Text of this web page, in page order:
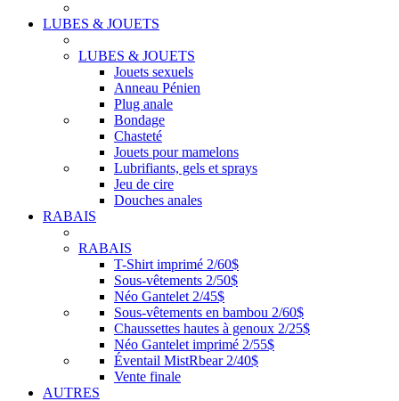
LUBES & JOUETS
LUBES & JOUETS
Jouets sexuels
Anneau Pénien
Plug anale
Bondage
Chasteté
Jouets pour mamelons
Lubrifiants, gels et sprays
Jeu de cire
Douches anales
RABAIS
RABAIS
T-Shirt imprimé 2/60$
Sous-vêtements 2/50$
Néo Gantelet 2/45$
Sous-vêtements en bambou 2/60$
Chaussettes hautes à genoux 2/25$
Néo Gantelet imprimé 2/55$
Éventail MistRbear 2/40$
Vente finale
AUTRES